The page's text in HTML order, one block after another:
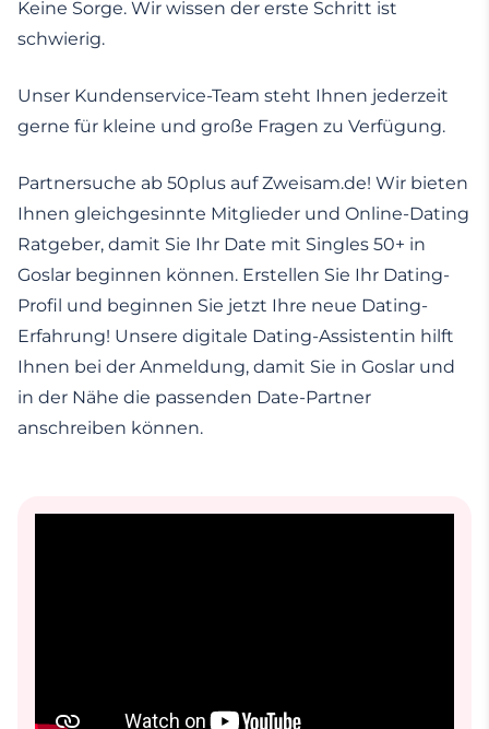
Keine Sorge. Wir wissen der erste Schritt ist
schwierig.
Unser Kundenservice-Team steht Ihnen jederzeit
gerne für kleine und große Fragen zu Verfügung.
Partnersuche ab 50plus auf Zweisam.de! Wir bieten
Ihnen gleichgesinnte Mitglieder und Online-Dating
Ratgeber, damit Sie Ihr Date mit Singles 50+ in
Goslar beginnen können. Erstellen Sie Ihr Dating-
Profil und beginnen Sie jetzt Ihre neue Dating-
Erfahrung! Unsere digitale Dating-Assistentin hilft
Ihnen bei der Anmeldung, damit Sie in Goslar und
in der Nähe die passenden Date-Partner
anschreiben können.